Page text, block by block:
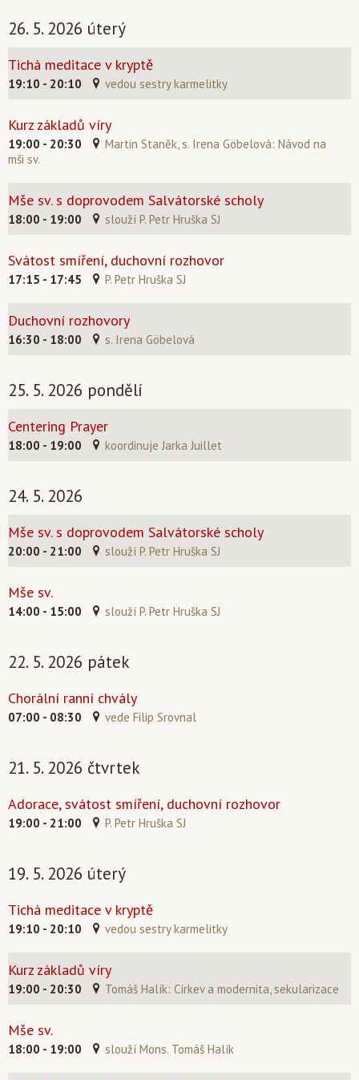
26. 5. 2026 úterý
Tichá meditace v kryptě
19:10 - 20:10 vedou sestry karmelitky
Kurz základů víry
19:00 - 20:30
Martin Staněk, s. Irena Göbelová: Návod na
mši sv.
Mše sv. s doprovodem Salvátorské scholy
18:00 - 19:00 slouží P. Petr Hruška SJ
Svátost smíření, duchovní rozhovor
17:15 - 17:45 P. Petr Hruška SJ
Duchovní rozhovory
16:30 - 18:00 s. Irena Göbelová
25. 5. 2026 pondělí
Centering Prayer
18:00 - 19:00 koordinuje Jarka Juillet
24. 5. 2026
Mše sv. s doprovodem Salvátorské scholy
20:00 - 21:00 slouží P. Petr Hruška SJ
Mše sv.
14:00 - 15:00 slouží P. Petr Hruška SJ
22. 5. 2026 pátek
Chorální ranní chvály
07:00 - 08:30 vede Filip Srovnal
21. 5. 2026 čtvrtek
Adorace, svátost smíření, duchovní rozhovor
19:00 - 21:00 P. Petr Hruška SJ
19. 5. 2026 úterý
Tichá meditace v kryptě
19:10 - 20:10 vedou sestry karmelitky
Kurz základů víry
19:00 - 20:30 Tomáš Halík: Církev a modernita, sekularizace
Mše sv.
18:00 - 19:00 slouží Mons. Tomáš Halík